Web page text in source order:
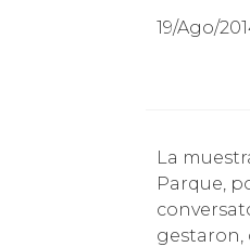
19/Ago/
La muestra Colosal, que se encuentra hoy radicada en la Sala de Artes Visuales del
Parque,
gestaron,